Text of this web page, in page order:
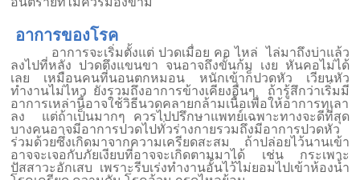
อาการของโรค
อาการจะเริ่มตั้งแต่ ปวดเมื่อย คอ ไหล่ ไล่มาถึงบ่าแล้ว
ลงไปที่หลัง ปวดตึงแขนขา จนอาจถึงขั้นก้ม เงย หันคอไม่ได้
เลย เหมือนคนที่นอนตกหมอน หนักเข้าก็ปวดหัว เวียนหัว
ทำงานไม่ไหว ยังรวมถึงอาการข้างเคียงอื่นๆ ถ้ารู้สึกว่าเริ่มมี
อาการเหล่านี้อาจใช้วิธีนวดคลายกล้ามเนื้อเพื่อให้อาการทุเลา
ลง แต่ถ้าเป็นมากๆ ควรไปปรึกษาแพทย์เฉพาะทางจะดีที่สุด
บางคนอาจมีอาการปวดไปทั่วร่างกายรวมถึงมีอาการปวดหัว
ร่วมด้วยซึ่งเกิดมาจากความเครียดสะสม ถ้าปล่อยไว้นานเข้า
อาจจะเจอกับภัยเงียบที่อาจจะเกิดตามมาได้ เช่น กระเพาะ
ปัสสาวะอักเสบ เพราะรีบเร่งทำงานอั้นไว้ไม่ยอมไปเข้าห้องน้ำ